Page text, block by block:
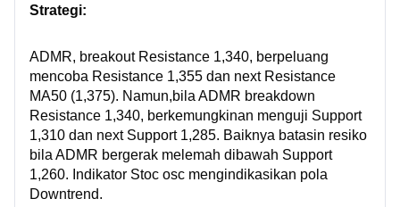
Strategi:
ADMR, breakout Resistance 1,340, berpeluang
mencoba Resistance 1,355 dan next Resistance
MA50 (1,375). Namun,bila ADMR breakdown
Resistance 1,340, berkemungkinan menguji Support
1,310 dan next Support 1,285. Baiknya batasin resiko
bila ADMR bergerak melemah dibawah Support
1,260. Indikator Stoc osc mengindikasikan pola
Downtrend.